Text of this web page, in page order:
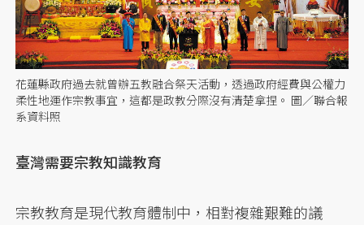
花蓮縣政府過去就曾辦五教融合祭天活動，透過政府經費與公權力
柔性地運作宗教事宜，這都是政教分際沒有清楚拿捏。 圖／聯合報
系資料照
臺灣需要宗教知識教育
宗教教育是現代教育體制中，相對複雜艱難的議